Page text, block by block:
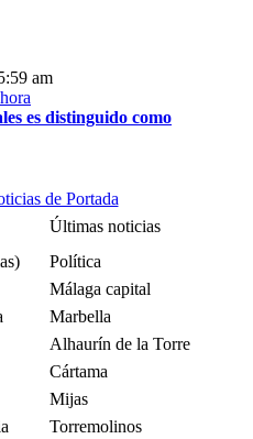
am
es distinguido como
de Portada
Últimas noticias
Política
Málaga capital
Marbella
Alhaurín de la Torre
Cártama
Mijas
Torremolinos